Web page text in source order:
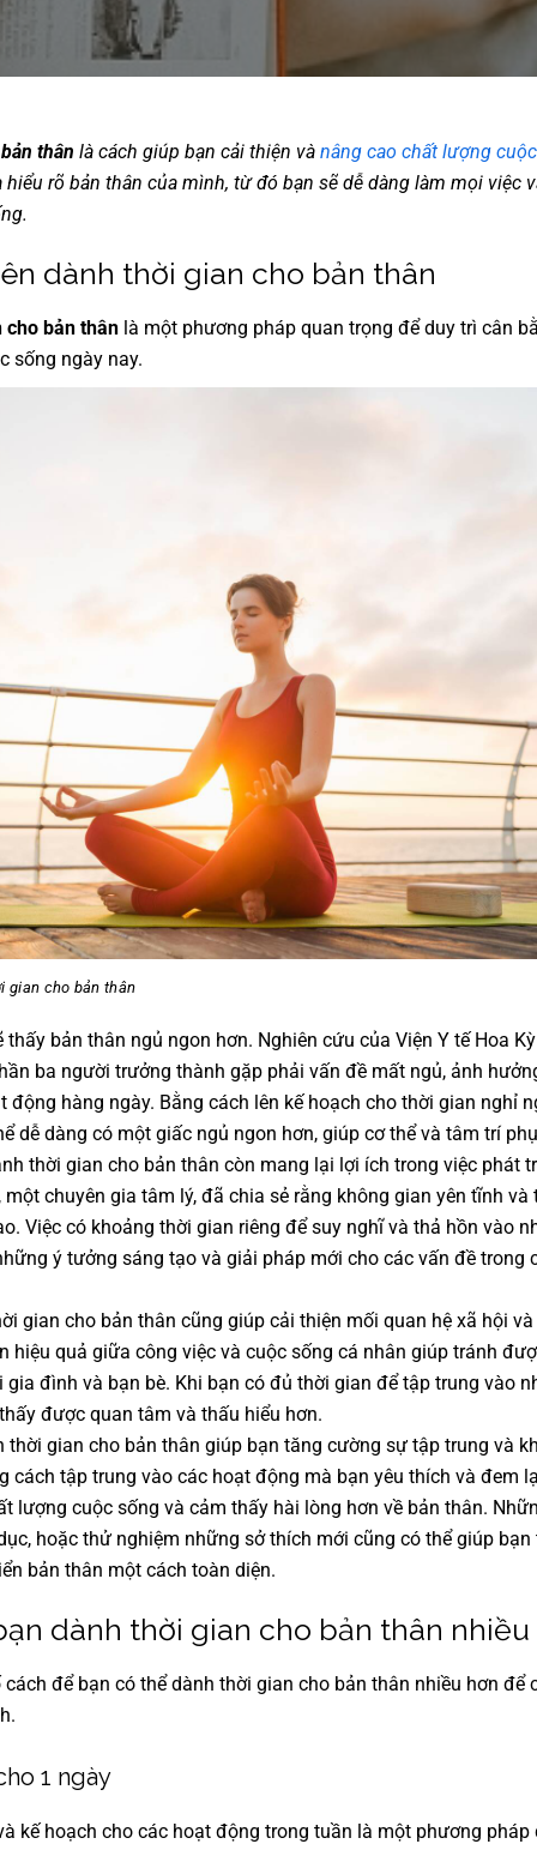
thân là cách giúp bạn cải thiện và nâng cao chất lượng
rõ bản thân của mình, từ đó bạn sẽ dễ dàng làm mọi việc
dành thời gian cho bản thân
cho bản thânlà một phương pháp quan trọng để duy trì cân
sống ngày nay.
gian cho bản thân
thấy bản thân ngủ ngon hơn. Nghiên cứu của Viện Y tế Hoa
ba người trưởng thành gặp phải vấn đề mất ngủ, ảnh
động hàng ngày. Bằng cách lên kế hoạch cho thời gian nghỉ
dễ dàng có một giấc ngủ ngon hơn, giúp cơ thể và tâm trí
thời gian cho bản thân còn mang lại lợi ích trong việc phát
một chuyên gia tâm lý, đã chia sẻ rằng không gian yên tĩnh
Việc có khoảng thời gian riêng để suy nghĩ và thả hồn vào
ý tưởng sáng tạo và giải pháp mới cho các vấn đề trong
gian cho bản thân cũng giúp cải thiện mối quan hệ xã hội
hiệu quả giữa công việc và cuộc sống cá nhân giúp tránh
gia đình và bạn bè. Khi bạn có đủ thời gian để tập trung vào
được quan tâm và thấu hiểu hơn.
thời gian cho bản thân giúp bạn tăng cường sự tập trung và
cách tập trung vào các hoạt động mà bạn yêu thích và đem
lượng cuộc sống và cảm thấy hài lòng hơn về bản thân.
hoặc thử nghiệm những sở thích mới cũng có thể giúp
bản thân một cách toàn diện.
dành thời gian cho bản thân nhiều
để bạn có thể dành thời gian cho bản thân nhiều hơn để
1 ngày
kế hoạch cho các hoạt động trong tuần là một phương pháp